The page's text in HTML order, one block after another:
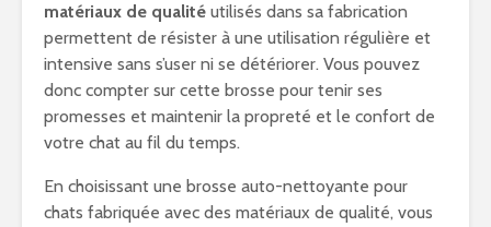
matériaux de qualité utilisés dans sa fabrication
permettent de résister à une utilisation régulière et
intensive sans s’user ni se détériorer. Vous pouvez
donc compter sur cette brosse pour tenir ses
promesses et maintenir la propreté et le confort de
votre chat au fil du temps.
En choisissant une brosse auto-nettoyante pour
chats fabriquée avec des matériaux de qualité, vous